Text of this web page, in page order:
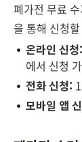
폐가전 무료
을 통해 신청
온라인 신청:
에서 신청
전화 신청:
모바일 앱